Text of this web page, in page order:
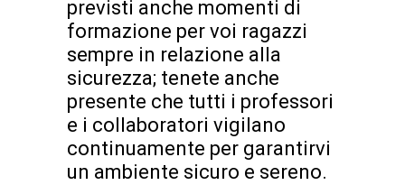
previsti anche momenti di
formazione per voi ragazzi
sempre in relazione alla
sicurezza; tenete anche
presente che tutti i professori
e i collaboratori vigilano
continuamente per garantirvi
un ambiente sicuro e sereno.